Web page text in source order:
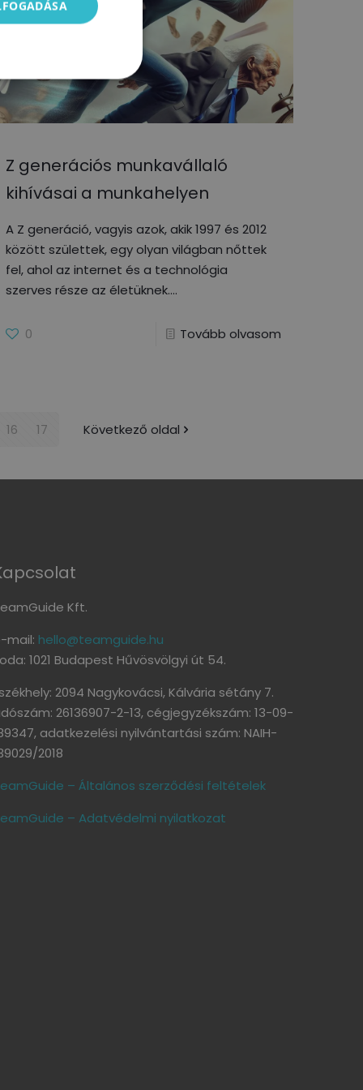
Z generációs munkavállaló
kihívásai a munkahelyen
A Z generáció, vagyis azok, akik 1997 és 2012
között születtek, egy olyan világban nőttek
fel, ahol az internet és a technológia
szerves része az életüknek.
0 Tovább olvasom
16 17 Következő oldal
Kft.
mail: hello@teamguide.hu
1021 Budapest Hűvösvölgyi út 54.
2094 Nagykovácsi, Kálvária sétány 7.
26136907-2-13, cégjegyzékszám: 13-09-
adatkezelési nyilvántartási szám: NAIH-
2018
– Általános szerződési feltételek
– Adatvédelmi nyilatkozat